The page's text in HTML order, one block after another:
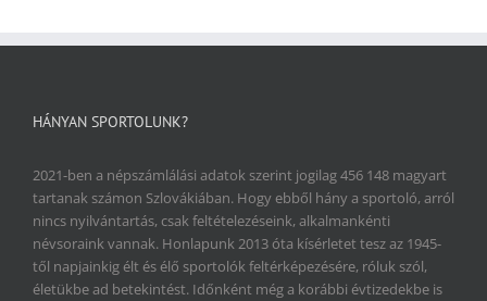
HÁNYAN SPORTOLUNK?
2021-ben a népszámlálási adatok szerint jogilag 456 148 magyart
tartanak számon Szlovákiában. Hogy ebből hány a sportoló, arról
nincs nyilvántartás, csak feltételezéseink, alkalmankénti
névsoraink vannak. Honlapunk 2013 óta kísérletet tesz az 1945-
től napjainkig élt és élő sportolók feltérképezésére, róluk szól,
életükbe ad betekintést. Időnként még a korábbi évtizedekbe is